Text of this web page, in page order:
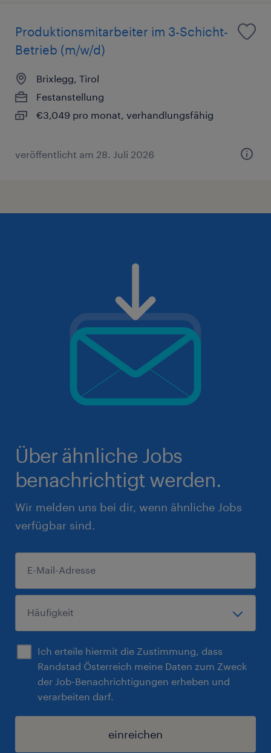
Produktionsmitarbeiter im 3-Schicht-
Betrieb (m/w/d)
Brixlegg, Tirol
Festanstellung
€3,049 pro monat, verhandlungsfähig
veröffentlicht am 28. Juli 2026
Über ähnliche Jobs
benachrichtigt werden.
Wir melden uns bei dir, wenn ähnliche Jobs
verfügbar sind.
Ich erteile hiermit die Zustimmung, dass
Randstad Österreich meine Daten zum Zweck
der Job-Benachrichtigungen erheben und
verarbeiten darf.
einreichen